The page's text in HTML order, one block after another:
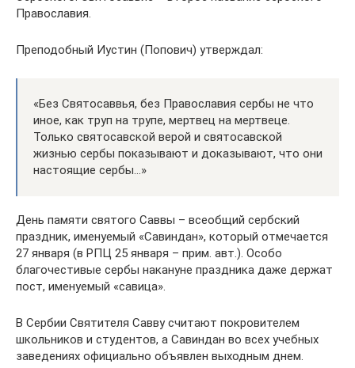
Православия.
Преподобный Иустин (Попович) утверждал:
«Без Святосаввья, без Православия сербы не что
иное, как труп на трупе, мертвец на мертвеце.
Только святосавской верой и святосавской
жизнью сербы показывают и доказывают, что они
настоящие сербы…»
День памяти святого Саввы – всеобщий сербский
праздник, именуемый «Савиндан», который отмечается
27 января (в РПЦ 25 января – прим. авт.). Особо
благочестивые сербы накануне праздника даже держат
пост, именуемый «савица».
В Сербии Святителя Савву считают покровителем
школьников и студентов, а Савиндан во всех учебных
заведениях официально объявлен выходным днем.